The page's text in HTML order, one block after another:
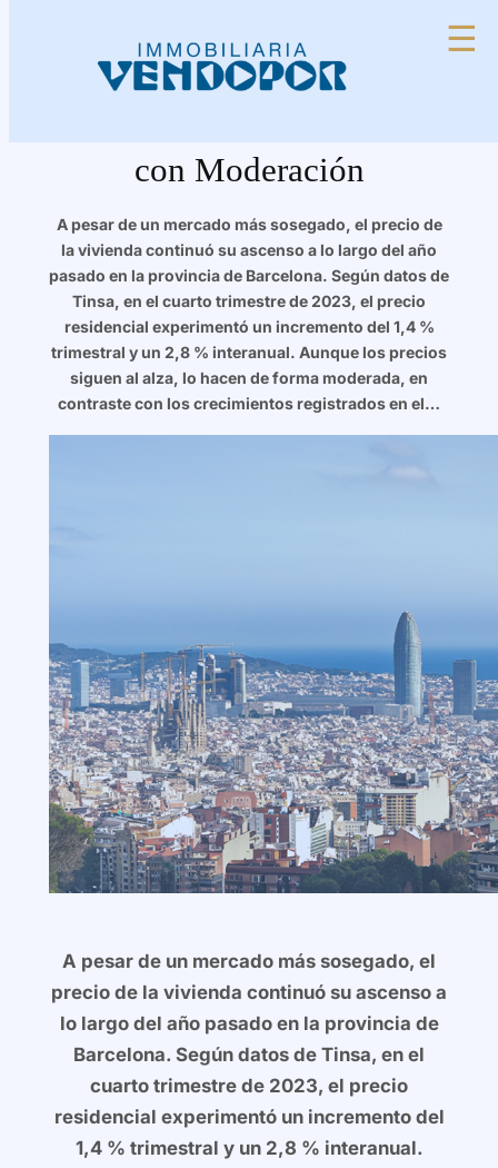
al
contenido
☰
El Mercado Inmobiliario en
con Moderación
A pesar de un mercado más sosegado, el precio de
la vivienda continuó su ascenso a lo largo del año
pasado en la provincia de Barcelona. Según datos de
Tinsa, en el cuarto trimestre de 2023, el precio
residencial experimentó un incremento del 1,4 %
trimestral y un 2,8 % interanual. Aunque los precios
siguen al alza, lo hacen de forma moderada, en
contraste con los crecimientos registrados en el…
A pesar de un mercado más sosegado, el
precio de la vivienda continuó su ascenso a
lo largo del año pasado en la provincia de
Barcelona. Según datos de Tinsa, en el
cuarto trimestre de 2023, el precio
residencial experimentó un incremento del
1,4 % trimestral y un 2,8 % interanual.